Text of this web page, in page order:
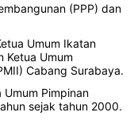
(PPP) dan
Umum Ikatan
Ketua Umum
Cabang Surabaya.
Pimpinan
sejak tahun 2000.